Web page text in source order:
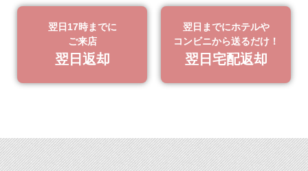
翌日17時までに
ご来店
翌日返却
翌日までにホテルや
コンビニから送るだけ！
翌日宅配返却